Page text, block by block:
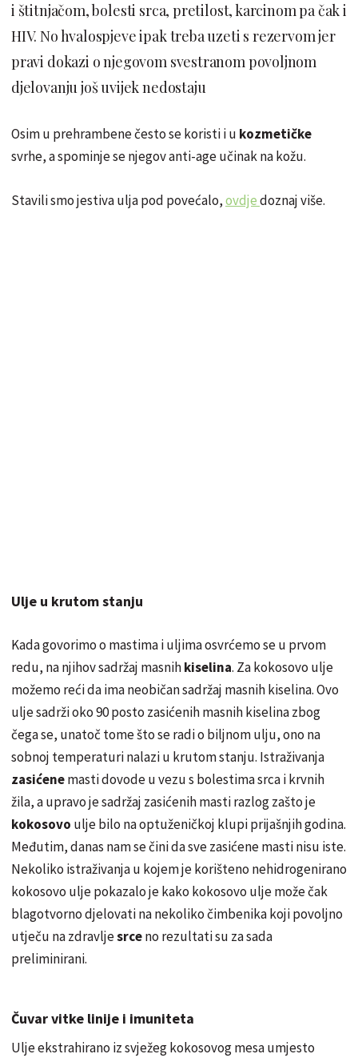
i štitnjačom, bolesti srca, pretilost, karcinom pa čak i
HIV. No hvalospjeve ipak treba uzeti s rezervom jer
pravi dokazi o njegovom svestranom povoljnom
djelovanju još uvijek nedostaju
Osim u prehrambene često se koristi i u kozmetičke
svrhe, a spominje se njegov anti-age učinak na kožu.
Stavili smo jestiva ulja pod povećalo,ovdjedoznaj više.
Ulje u krutom stanju
Kada govorimo o mastima i uljima osvrćemo se u prvom
redu, na njihov sadržaj masnihkiselina. Za kokosovo ulje
možemo reći da ima neobičan sadržaj masnih kiselina. Ovo
ulje sadrži oko 90 posto zasićenih masnih kiselina zbog
čega se, unatoč tome što se radi o biljnom ulju, ono na
sobnoj temperaturi nalazi u krutom stanju. Istraživanja
zasićenemasti dovode u vezu s bolestima srca i krvnih
žila, a upravo je sadržaj zasićenih masti razlog zašto je
kokosovo ulje bilo na optuženičkoj klupi prijašnjih godina.
Međutim, danas nam se čini da sve zasićene masti nisu iste.
Nekoliko istraživanja u kojem je korišteno nehidrogenirano
kokosovo ulje pokazalo je kako kokosovo ulje može čak
blagotvorno djelovati na nekoliko čimbenika koji povoljno
utječu na zdravljesrceno rezultati su za sada
preliminirani.
Čuvar vitke linije i imuniteta
Ulje ekstrahirano iz svježeg kokosovog mesa umjesto